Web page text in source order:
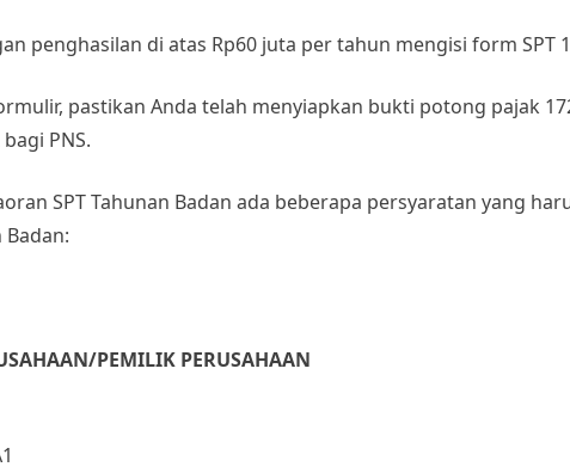
penghasilan di atas Rp60 juta per tahun mengisi form SPT
pastikan Anda telah menyiapkan bukti potong pajak
PNS.
SPT Tahunan Badan ada beberapa persyaratan yang
Badan:
PEMILIK PERUSAHAAN